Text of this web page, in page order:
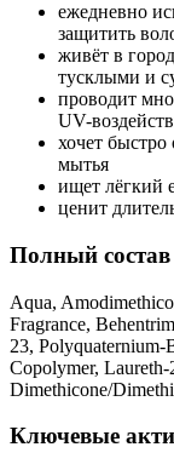
ежедневно
защитить
живёт в
тусклыми и
проводит
UV-
хочет быстро
мытья
ищет лёгкий
ценит
Полный
Aqua,
Fragrance,
23,
Copolymer,
Dimethicone/
Ключевые